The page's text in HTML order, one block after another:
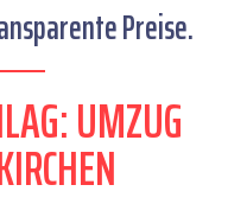
Preise.
UMZUG